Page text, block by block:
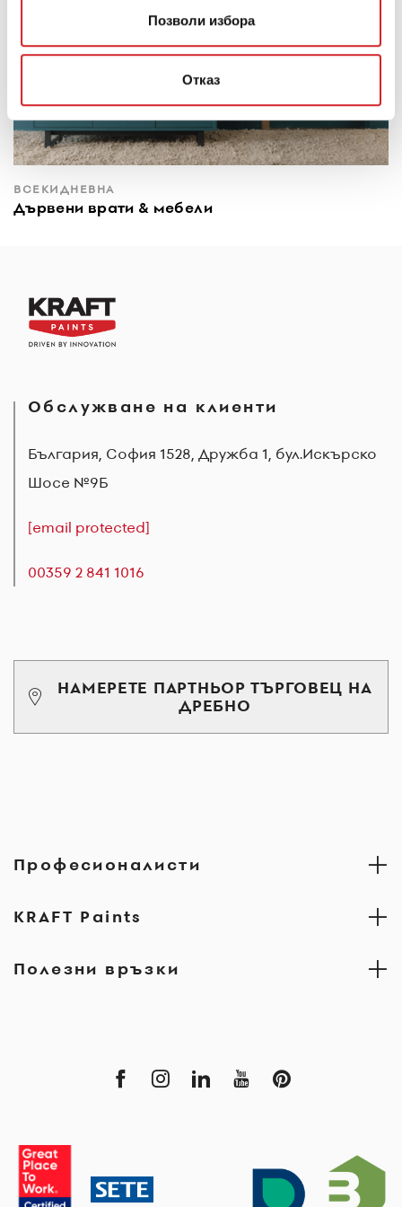
Позволи избора
Отказ
ВСЕКИДНЕВНА
Дървени врати & мебели
Обслужване на клиенти
България, София 1528, Дружба 1, бул.Искърско
Шосе №9Б
[email protected]
00359 2 841 1016
НАМЕРЕТЕ ПАРТНЬОР ТЪРГОВЕЦ НА
ДРЕБНО
Професионалисти
KRAFT Paints
Полезни връзки